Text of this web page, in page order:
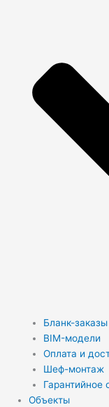
Бланк-заказы
BIM-модели
Оплата и
Шеф-монтаж
Гарантийное
Объекты